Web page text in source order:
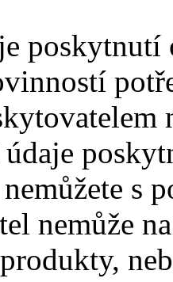
s
nemůže